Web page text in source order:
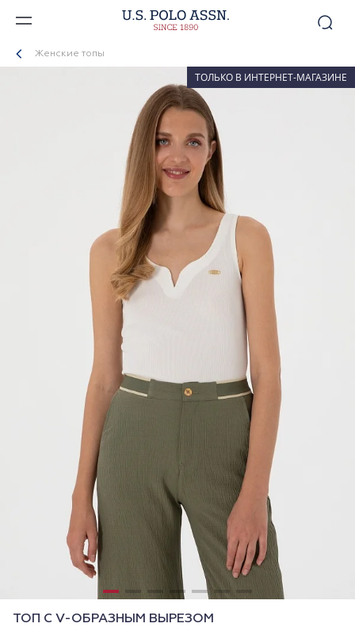
Женские топы
ТОЛЬКО В ИНТЕРНЕТ-МАГАЗИНЕ
ТОП С V-ОБРАЗНЫМ ВЫРЕЗОМ